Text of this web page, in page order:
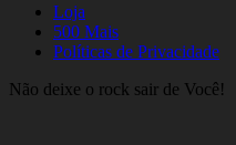
Loja
500 Mais
Políticas de Privacidade
Não deixe o rock sair de Você!